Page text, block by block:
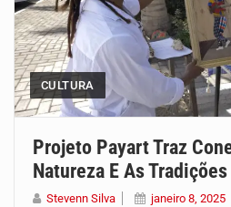
CULTURA
Projeto Payart Traz
Natureza E As
Stevenn Silva janeiro 8, 2025